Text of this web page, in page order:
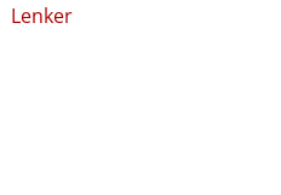
Lenker